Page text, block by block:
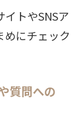
トやSNSア
めにチェック
質問への